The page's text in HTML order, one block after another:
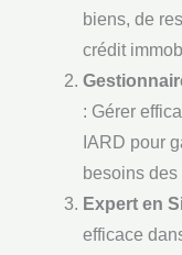
biens, de
crédit
: Gérer
IARD pour
besoins des
Expert en
efficace